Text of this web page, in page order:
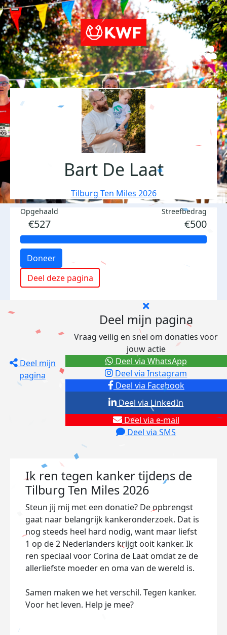
Bart De Laat
Tilburg Ten Miles 2026
Opgehaald
€527
Streefbedrag
€500
Doneer
Deel deze pagina
Deel mijn
pagina
Deel mijn pagina
Vraag veilig en snel om donaties voor
jouw actie
Deel via Facebook
Deel via Instagram
Deel via e-mail
Deel via SMS
Deel via LinkedIn
Deel via WhatsApp
Ik ren tegen kanker tijdens de
Tilburg Ten Miles 2026
Steun jij mij met een donatie? De opbrengst
gaat naar belangrijk kankeronderzoek. Dat is
nog steeds heel hard nodig, want maar liefst
1 op de 2 Nederlanders krijgt ooit kanker. Ik
ren speciaal voor Corina de Laat omdat ze de
allerliefste moeder en oma van de wereld is.
Samen maken we het verschil. Tegen kanker.
Voor het leven. Help je mee?